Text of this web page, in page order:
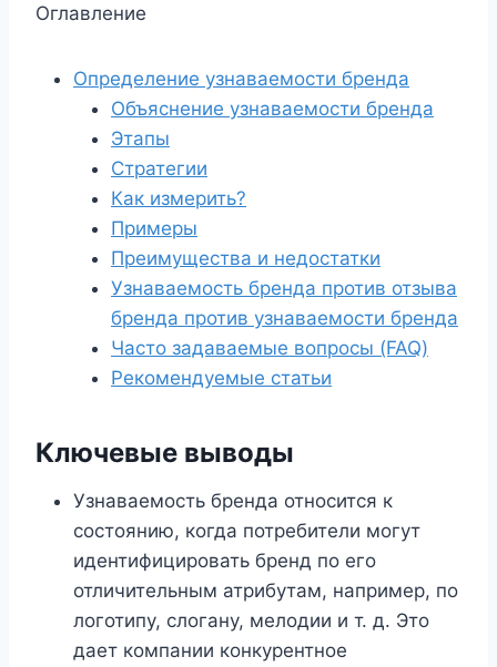
Оглавление
Определение узнаваемости бренда
Объяснение узнаваемости бренда
Этапы
Стратегии
Как измерить?
Примеры
Преимущества и недостатки
Узнаваемость бренда против отзыва
бренда против узнаваемости бренда
Часто задаваемые вопросы (FAQ)
Рекомендуемые статьи
Ключевые выводы
Узнаваемость бренда относится к
состоянию, когда потребители могут
идентифицировать бренд по его
отличительным атрибутам, например, по
логотипу, слогану, мелодии и т. д. Это
дает компании конкурентное